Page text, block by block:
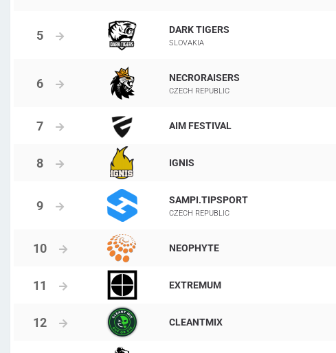
DARK TIGERS
SLOVAKIA
NECRORAISERS
CZECH REPUBLIC
AIM FESTIVAL
IGNIS
SAMPI.TIPSPORT
CZECH REPUBLIC
NEOPHYTE
EXTREMUM
CLEANTMIX